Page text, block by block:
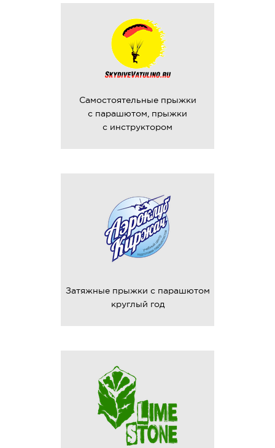
Самостоятельные прыжки
с парашютом, прыжки
с инструктором
Затяжные прыжки с парашютом
круглый год